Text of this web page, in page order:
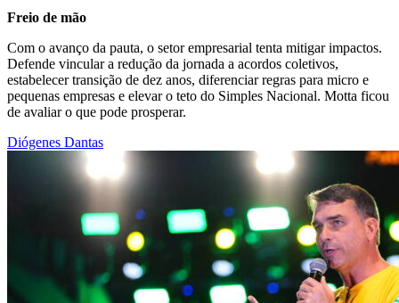
Freio de mão
Com o avanço da pauta, o setor empresarial tenta mitigar impactos.
Defende vincular a redução da jornada a acordos coletivos,
estabelecer transição de dez anos, diferenciar regras para micro e
pequenas empresas e elevar o teto do Simples Nacional. Motta ficou
de avaliar o que pode prosperar.
Diógenes Dantas